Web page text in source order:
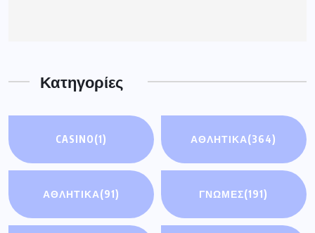
Κατηγορίες
CASINO(1) ΑΘΛΗΤΙΚΑ(364)
ΑΘΛΗΤΙΚΆ(91) ΓΝΩΜΕΣ(191)